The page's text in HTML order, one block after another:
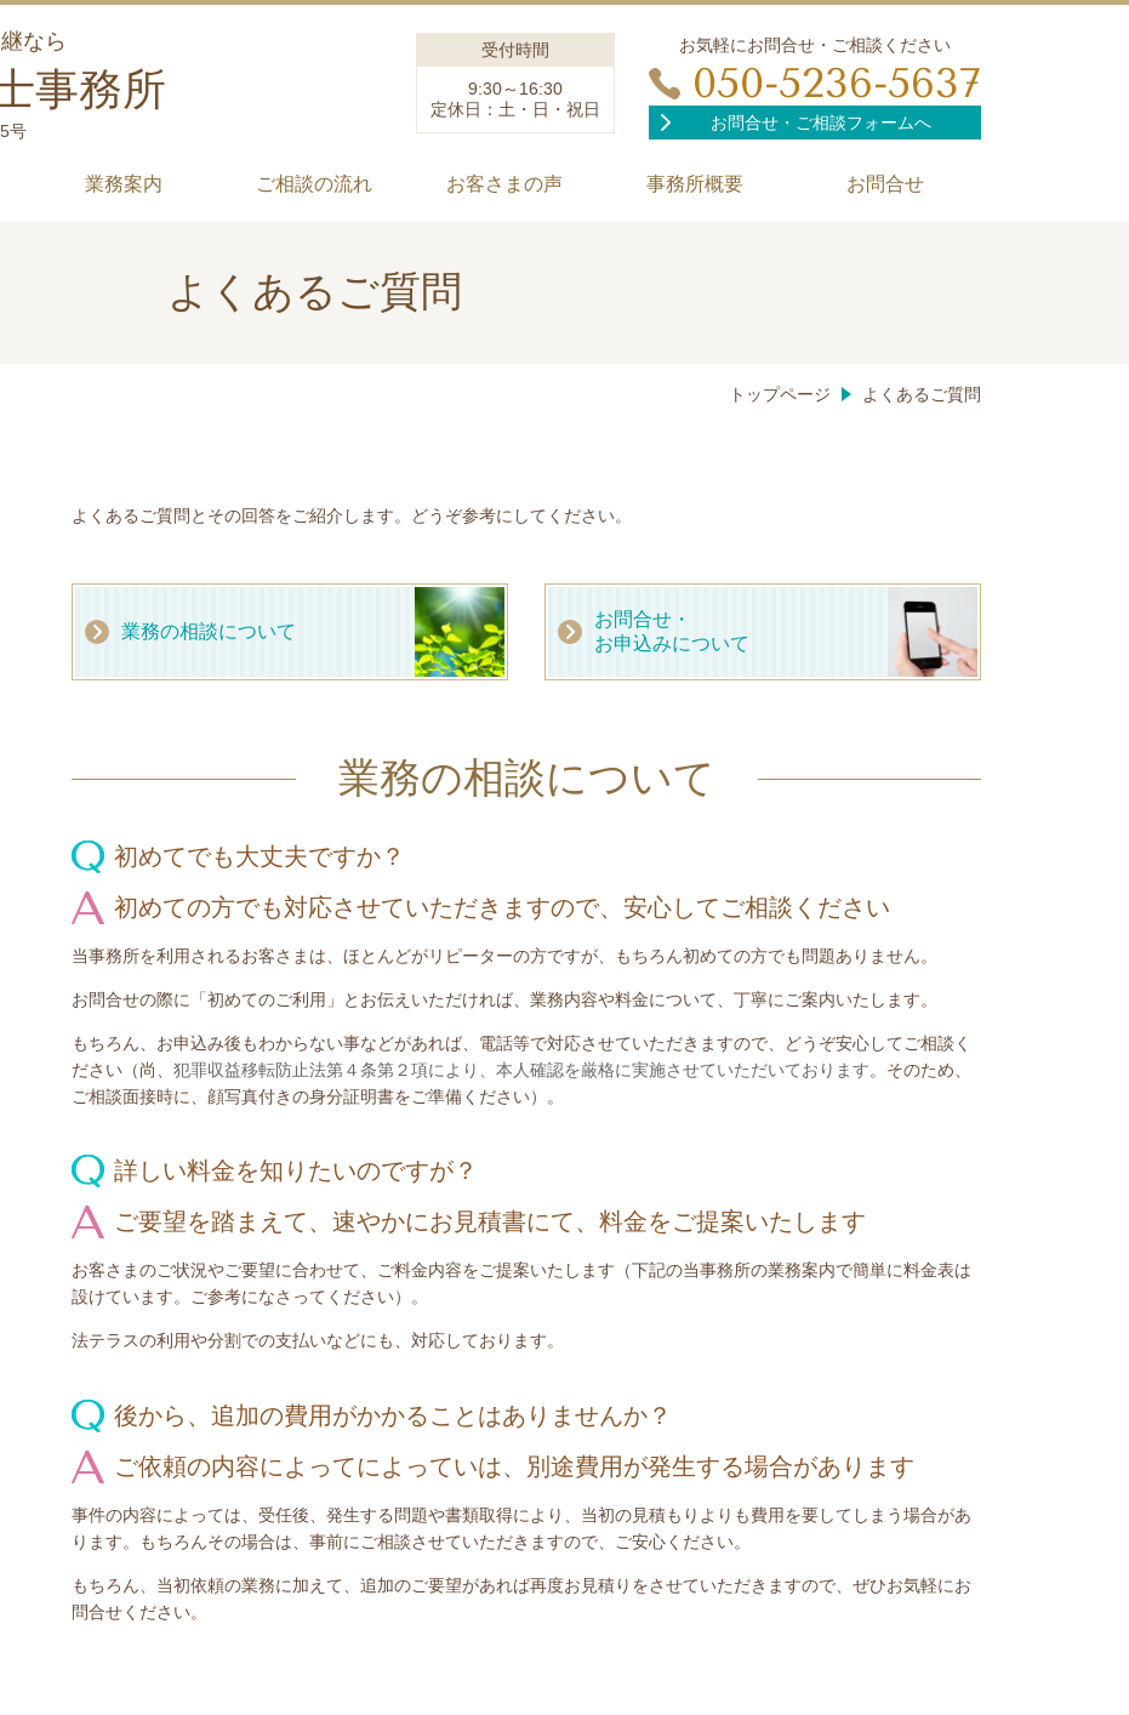
なら
事務所
号
受付時間
9:30～16:30
定休日：土・日・祝日
お気軽にお問合せ・ご相談ください
050-5236-5637
お問合せ・ご相談フォームへ
業務案内 ご相談の流れ お客さまの声 事務所概要 お問合せ
よくあるご質問
トップページ よくあるご質問
よくあるご質問とその回答をご紹介します。どうぞ参考にしてください。
業務の相談について
お問合せ・
お申込みについて
業務の相談について
初めてでも大丈夫ですか？
初めての方でも対応させていただきますので、安心してご相談ください
当事務所を利用されるお客さまは、ほとんどがリピーターの方ですが、もちろん初めての方でも問題ありません。
お問合せの際に「初めてのご利用」とお伝えいただければ、業務内容や料金について、丁寧にご案内いたします。
もちろん、お申込み後もわからない事などがあれば、電話等で対応させていただきますので、どうぞ安心してご相談く
ださい（尚、 犯罪収益移転防止法第４条第２項により、本人確認を厳格に実施させていただいております。そのため、
ご相談面接時に、顔写真付きの身分証明書をご準備ください）。
詳しい料金を知りたいのですが？
ご要望を踏まえて、速やかにお見積書にて、料金をご提案いたします
お客さまのご状況やご要望に合わせて、ご料金内容をご提案いたします（下記の当事務所の業務案内で簡単に料金表は
設けています。ご参考になさってください）。
法テラスの利用や分割での支払いなどにも、対応しております。
後から、追加の費用がかかることはありませんか？
ご依頼の内容によってによっていは、別途費用が発生する場合があります
事件の内容によっては、受任後、発生する問題や書類取得により、当初の見積もりよりも費用を要してしまう場合があ
ります。もちろんその場合は、事前にご相談させていただきますので、ご安心ください。
もちろん、当初依頼の業務に加えて、追加のご要望があれば再度お見積りをさせていただきますので、ぜひお気軽にお
問合せください。